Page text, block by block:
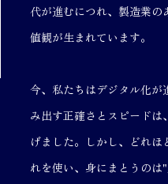
代が進むにつれ、製造業
値観が生まれています。
今、私たちはデジタル化が
み出す正確さとスピード
げました。しかし、どれ
れを使い、身にまとうのは"